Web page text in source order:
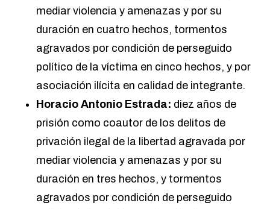
mediar violencia y amenazas y por su
duración en cuatro hechos, tormentos
agravados por condición de perseguido
político de la víctima en cinco hechos, y por
asociación ilícita en calidad de integrante.
Horacio Antonio Estrada: diez años de
prisión como coautor de los delitos de
privación ilegal de la libertad agravada por
mediar violencia y amenazas y por su
duración en tres hechos, y tormentos
agravados por condición de perseguido